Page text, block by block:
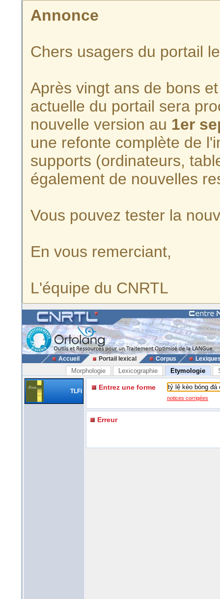
Annonce
Chers usagers du portail
Après vingt ans de bons
actuelle du portail sera
nouvelle version au 1er
une refonte complète de
supports (ordinateurs,
également de nouvelles
Vous pouvez tester la
En vous remerciant,
L'équipe du CNRTL
Accueil Portail lexical Corpus
Morphologie Lexicographie Etymologie
TLFi Entrez une forme
notices corrigées
Erreur